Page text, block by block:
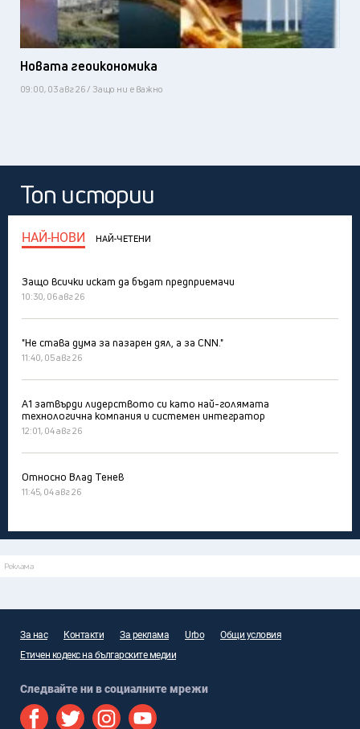
Новата геоикономика
09:00, 03 авг 26 / Защо ни е важно
Топ истории
НАЙ-НОВИ НАЙ-ЧЕТЕНИ
Защо всички искат да бъдат предприемачи
10:30, 06 авг 26
"Не става дума за пазарен дял, а за CNN."
11:40, 05 авг 26
А1 затвърди лидерството си като най-голямата
технологична компания и системен интегратор
12:01, 04 авг 26
Относно Влад Тенев
11:45, 04 авг 26
Реклама
За нас Контакти За реклама Urbo
Общи условия
Етичен кодекс на българските медии
Следвайте ни в социалните мрежи